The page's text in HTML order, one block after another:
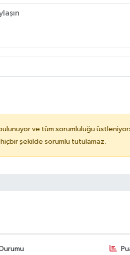
ve tüm sorumluluğu
şekilde sorumlu tutulamaz.